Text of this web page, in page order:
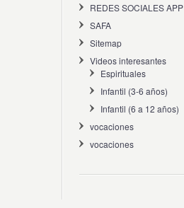
REDES SOCIALES APP
SAFA
Sitemap
Videos interesantes
Espirituales
Infantil (3-6 años)
Infantil (6 a 12 años)
vocaciones
vocaciones